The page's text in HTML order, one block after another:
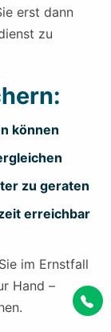
erst dann
zu
können
zu geraten
erreichbar
im Ernstfall
Hand –